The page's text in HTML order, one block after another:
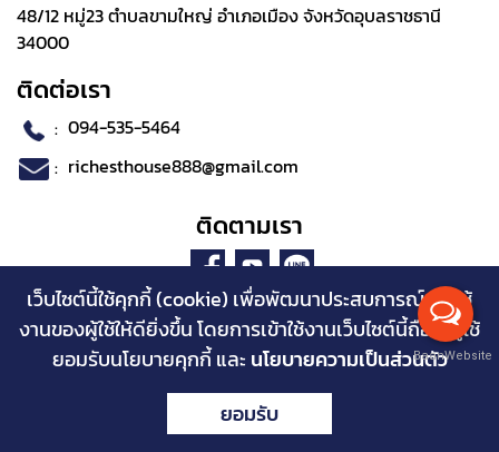
เว็บไซต์นี้ใช้คุกกี้ (cookie) เพื่อพัฒนาประสบการณ์การใช้
งานของผู้ใช้ให้ดียิ่งขึ้น โดยการเข้าใช้งานเว็บไซต์นี้ถือว่าผู้ใช้
ยอมรับนโยบายคุกกี้ และ นโยบายความเป็นส่วนตัว
ยอมรับ
48/12 หมู่23 ตำบลขามใหญ่ อำเภอเมือง จังหวัดอุบลราชธานี
34000
ติดต่อเรา
: 094-535-5464
: richesthouse888@gmail.com
ติดตามเรา
Copyright © 2023 www.richesthouse.com Powered by
บ้านเว็บไซต์
BaanWebsite